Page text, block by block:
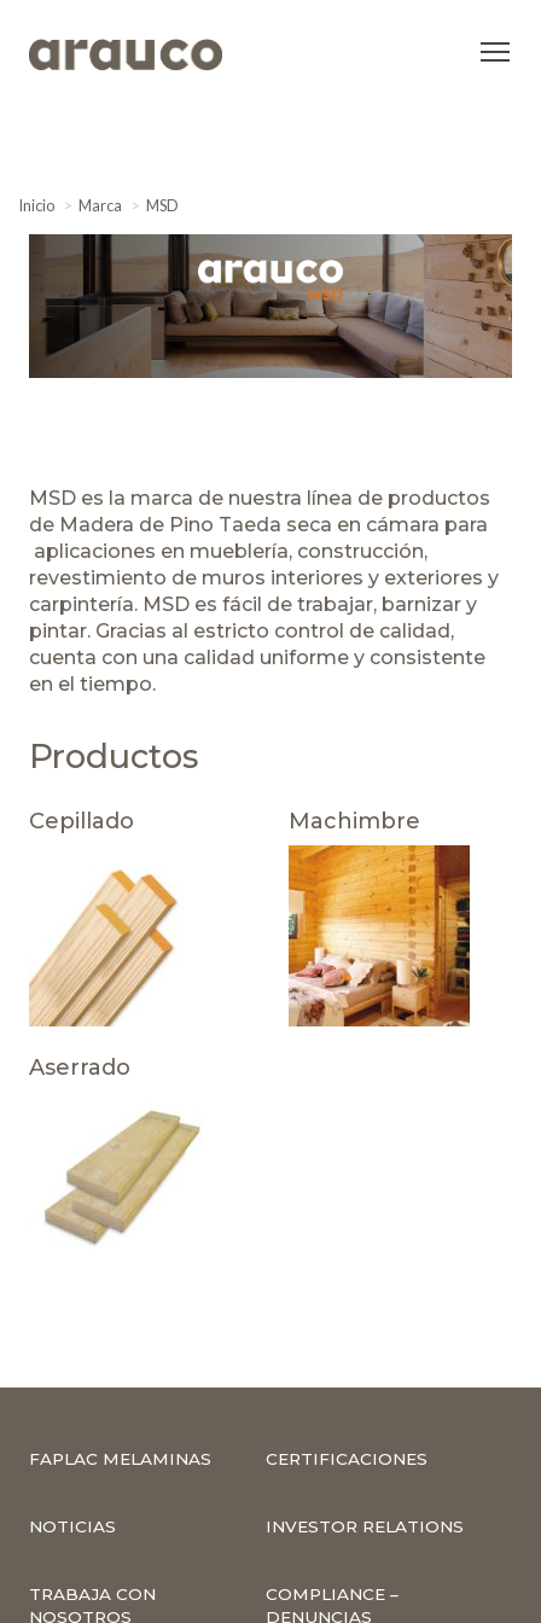
Inicio Marca MSD
MSD es la marca de nuestra línea de productos
de Madera de Pino Taeda seca en cámara para
aplicaciones en mueblería, construcción,
revestimiento de muros interiores y exteriores y
carpintería. MSD es fácil de trabajar, barnizar y
pintar. Gracias al estricto control de calidad,
cuenta con una calidad uniforme y consistente
en el tiempo.
Productos
Cepillado Machimbre
Aserrado
FAPLAC MELAMINAS CERTIFICACIONES
NOTICIAS INVESTOR RELATIONS
TRABAJA CON
NOSOTROS
COMPLIANCE –
DENUNCIAS